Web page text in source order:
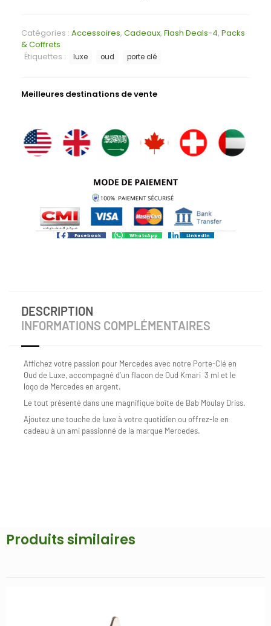
Catégories : Accessoires, Cadeaux, Flash Deals-4, Packs
& Coffrets
Étiquettes :
luxe oud porte clé
Meilleures destinations de vente
Facebook WhatsApp LinkedIn
DESCRIPTION
INFORMATIONS COMPLÉMENTAIRES
Affichez votre passion pour Mercedes avec notre Porte-Clé en
Oud de Luxe, accompagné d’un flacon de Oud Kmari 3 ml et le
logo de Mercedes en argent.
Le tout présenté dans une magnifique boîte de Bab Moulay Driss.
Ajoutez une touche de luxe à votre quotidien ou offrez-le en
cadeau à un ami passionné de la marque Mercedes.
Produits similaires